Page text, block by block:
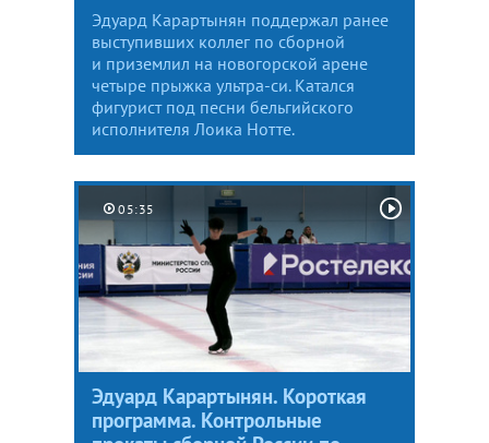
Эдуард Карартынян поддержал ранее
выступивших коллег по сборной
и приземлил на новогорской арене
четыре прыжка ультра-си. Катался
фигурист под песни бельгийского
исполнителя Лоика Нотте.
05:35
Эдуард Карартынян. Короткая
программа. Контрольные